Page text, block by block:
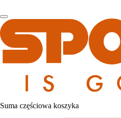
Suma częściowa koszyka